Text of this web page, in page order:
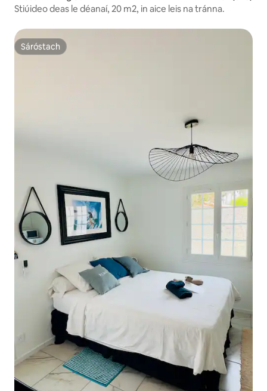
Stiúideo deas le déanaí, 20 m2, in aice leis na tránna.
Sáróstach
Sáróstach